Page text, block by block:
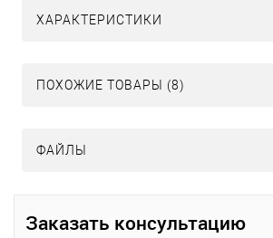
ХАРАКТЕРИСТИКИ
ПОХОЖИЕ ТОВАРЫ (8)
ФАЙЛЫ
Заказать консультацию